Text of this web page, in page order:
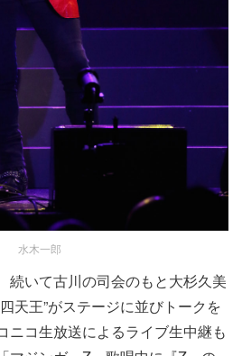
水木一郎
続いて古川の司会のもと​​大杉久美
天王”がステージに並びトークを
ニコ生放送によるライブ生中継も